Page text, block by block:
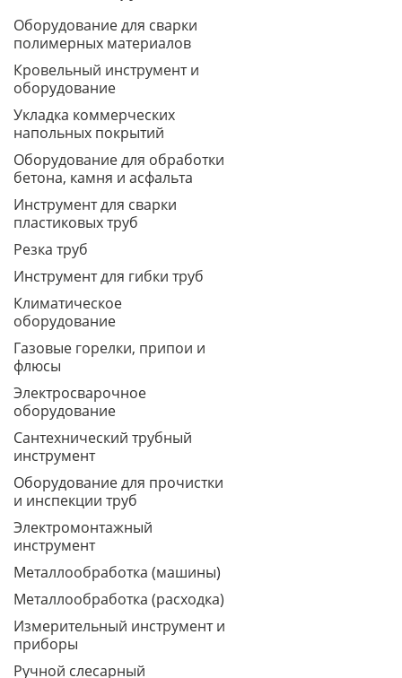
Оборудование для сварки
полимерных материалов
Кровельный инструмент и
оборудование
Укладка коммерческих
напольных покрытий
Оборудование для обработки
бетона, камня и асфальта
Инструмент для сварки
пластиковых труб
Резка труб
Инструмент для гибки труб
Климатическое
оборудование
Газовые горелки, припои и
флюсы
Электросварочное
оборудование
Сантехнический трубный
инструмент
Оборудование для прочистки
и инспекции труб
Электромонтажный
инструмент
Металлообработка (машины)
Металлообработка (расходка)
Измерительный инструмент и
приборы
Ручной слесарный